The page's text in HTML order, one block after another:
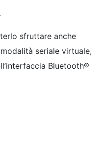
sfruttare anche
seriale virtuale,
Bluetooth®